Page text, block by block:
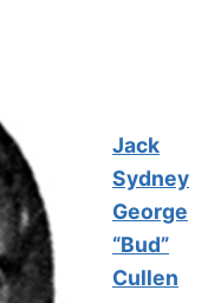
Jack
Sydney
George
“Bud”
Cullen